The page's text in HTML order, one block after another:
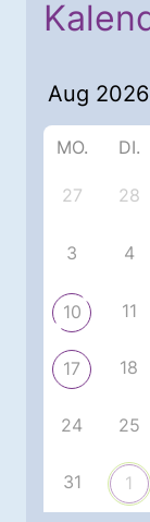
MO. DI.
27 28
3 4
10 11
17 18
24 25
31 1